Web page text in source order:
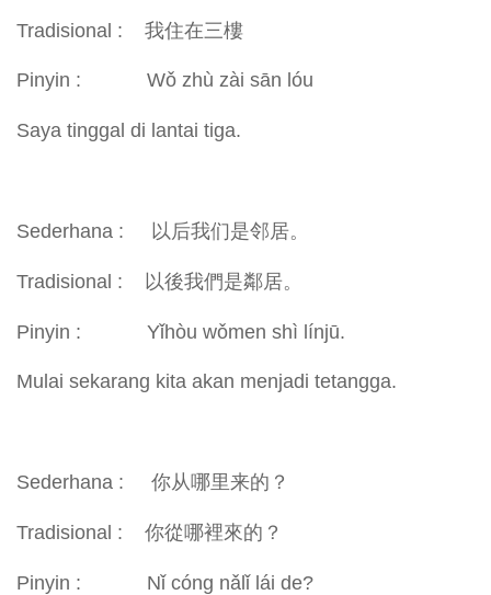
Tradisional : 我住在三樓
Pinyin : Wǒ zhù zài sān lóu
Saya tinggal di lantai tiga.
Sederhana : 以后我们是邻居。
Tradisional : 以後我們是鄰居。
Pinyin : Yǐhòu wǒmen shì línjū.
Mulai sekarang kita akan menjadi tetangga.
Sederhana : 你从哪里来的？
Tradisional : 你從哪裡來的？
Pinyin : Nǐ cóng nǎlǐ lái de?